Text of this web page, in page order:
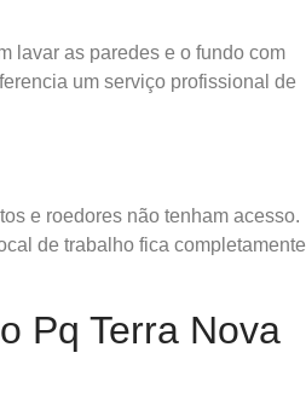
lavar as paredes e o fundo com
um serviço profissional de
e roedores não tenham acesso.
de trabalho fica completamente
Pq Terra Nova